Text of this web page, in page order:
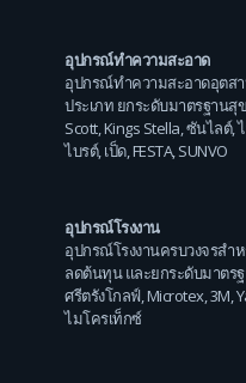
อุปกรณ์ทำความสะอาด
อุปกรณ์ทำความสะอาดอุตส
ประเภท ยกระดับมาตรฐาน
Scott,Kings Stella,ซันไลต์,
ไบรต์,เป็ด,FESTA,SUNVO
อุปกรณ์โรงงาน
อุปกรณ์โรงงานครบวงจรสำ
ลดต้นทุน และยกระดับมาตร
ศรีตรังโกลฟ์,Microtex,3M,
ไมโครเท็กซ์